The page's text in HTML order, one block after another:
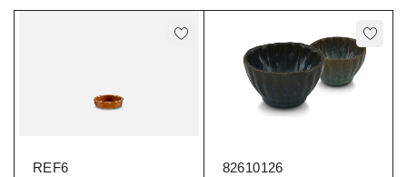
REF6
82610126